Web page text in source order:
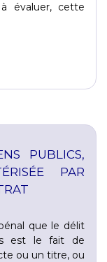
évaluer, cette
PUBLICS,
PAR
que le délit
est le fait de
ou un titre, ou